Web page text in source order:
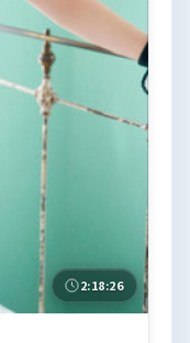
2:18:26